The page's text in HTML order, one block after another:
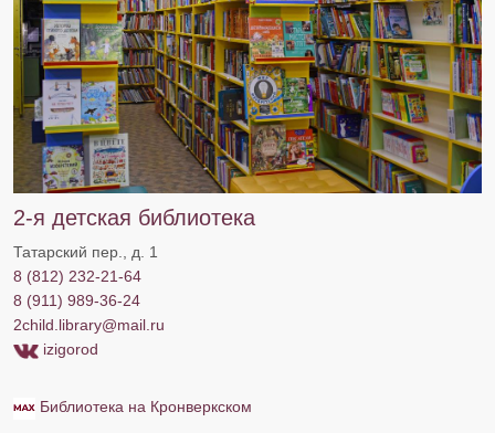
2-я детская библиотека
Татарский пер., д. 1
8 (812) 232-21-64
8 (911) 989-36-24
2child.library@mail.ru
izigorod
Библиотека на Кронверкском